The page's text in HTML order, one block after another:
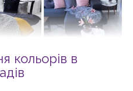
кольорів в